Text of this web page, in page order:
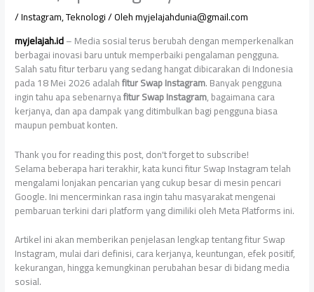
/Instagram,Teknologi/ Olehmyjelajahdunia@gmail.com
myjelajah.id– Media sosial terus berubah dengan memperkenalkan
berbagai inovasi baru untuk memperbaiki pengalaman pengguna.
Salah satu fitur terbaru yang sedang hangat dibicarakan di Indonesia
pada 18 Mei 2026 adalahfitur Swap Instagram. Banyak pengguna
ingin tahu apa sebenarnyafitur Swap Instagram, bagaimana cara
kerjanya, dan apa dampak yang ditimbulkan bagi pengguna biasa
maupun pembuat konten.
Thank you for reading this post, don't forget to subscribe!
Selama beberapa hari terakhir, kata kunci fitur Swap Instagram telah
mengalami lonjakan pencarian yang cukup besar di mesin pencari
Google. Ini mencerminkan rasa ingin tahu masyarakat mengenai
pembaruan terkini dari platform yang dimiliki oleh Meta Platforms ini.
Artikel ini akan memberikan penjelasan lengkap tentang fitur Swap
Instagram, mulai dari definisi, cara kerjanya, keuntungan, efek positif,
kekurangan, hingga kemungkinan perubahan besar di bidang media
sosial.